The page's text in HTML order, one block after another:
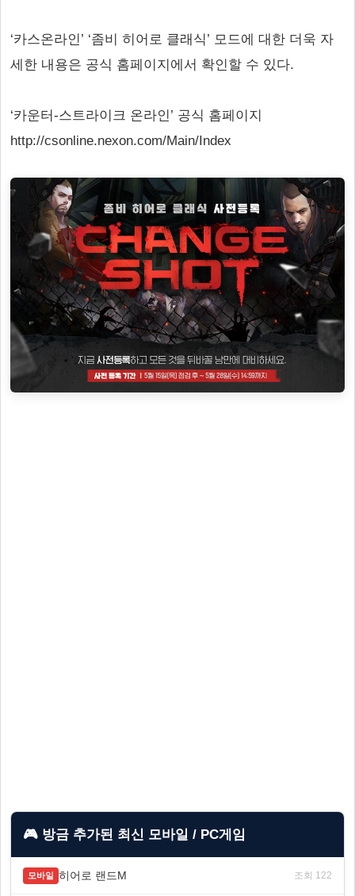
‘카스온라인’ ‘좀비 히어로 클래식’ 모드에 대한 더욱 자
세한 내용은 공식 홈페이지에서 확인할 수 있다.
‘카운터-스트라이크 온라인’ 공식 홈페이지
http://csonline.nexon.com/Main/Index
🎮 방금 추가된 최신 모바일 / PC게임
모바일 히어로 랜드M 조회 122